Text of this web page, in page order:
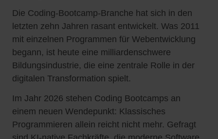
Die Coding-Bootcamp-Branche hat sich in den
letzten zehn Jahren rasant entwickelt. Was 2011
mit einzelnen Programmen für Webentwicklung
begann, ist heute eine milliardenschwere
Bildungsindustrie, die eine zentrale Rolle in der
digitalen Transformation spielt.
Im Jahr 2026 stehen Coding Bootcamps an
einem neuen Wendepunkt: Klassisches
Programmieren allein reicht nicht mehr. Gefragt